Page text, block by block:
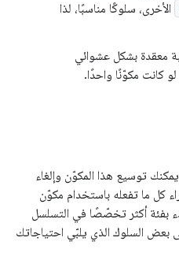
الأخرى، سلوكًا مناسبًا، لذا
معقدة بشكل عشوائي
كانت مكوّنًا واحدًا.
توسيع هذا المكوّن وإلغاء
كل ما تفعله باستخدام مكوّن
بفئة أكثر تخصّصًا في التسلسل
السلوك الذي يلبّي احتياجاتك